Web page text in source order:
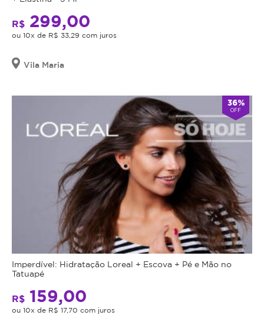
R$ 299,00
ou 10x de R$ 33,29 com juros
Vila Maria
36%
OFF
Imperdível: Hidratação Loreal + Escova + Pé e Mão no
Tatuapé
R$ 159,00
ou 10x de R$ 17,70 com juros